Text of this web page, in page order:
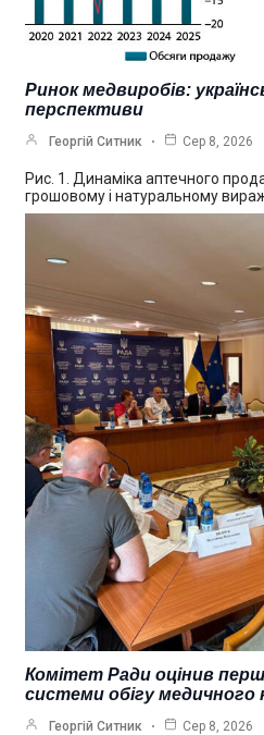
Ринок медвиробів:
перспективи
Георгій Ситник Сер 8, 2026
Рис. 1. Динаміка аптечного
грошовому і натуральному
Комітет Ради оцінив
системи обігу медичного
Георгій Ситник Сер 8, 2026